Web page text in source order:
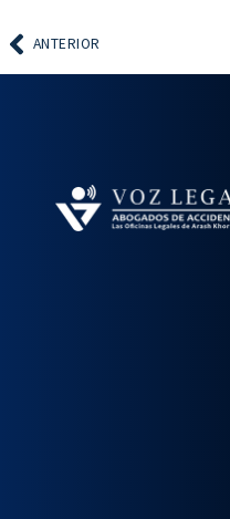
ANTERIOR